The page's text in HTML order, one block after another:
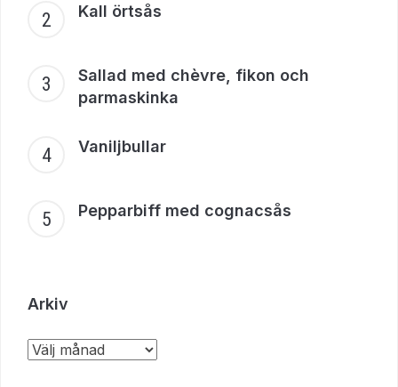
Kall örtsås
Sallad med chèvre, fikon och
parmaskinka
Vaniljbullar
Pepparbiff med cognacsås
Arkiv